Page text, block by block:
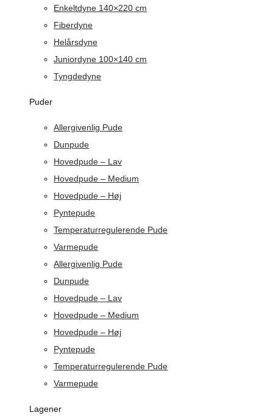
Enkeltdyne 140×220 cm
Fiberdyne
Helårsdyne
Juniordyne 100×140 cm
Tyngdedyne
Puder
Allergivenlig Pude
Dunpude
Hovedpude – Lav
Hovedpude – Medium
Hovedpude – Høj
Pyntepude
Temperaturregulerende Pude
Varmepude
Allergivenlig Pude
Dunpude
Hovedpude – Lav
Hovedpude – Medium
Hovedpude – Høj
Pyntepude
Temperaturregulerende Pude
Varmepude
Lagener